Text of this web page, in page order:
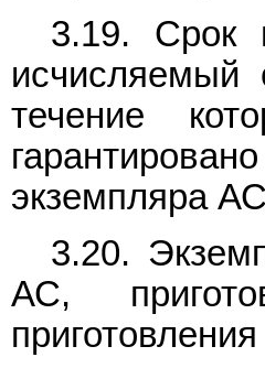
3.19. Срок
исчисляемый
течение
экземпляра
3.20.
АС,